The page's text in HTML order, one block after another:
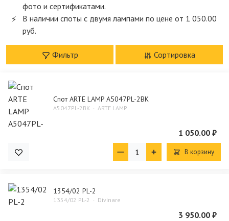
фото и сертификатами.
В наличии споты с двумя лампами по цене от 1 050.00
руб.
Фильтр Сортировка
Спот ARTE LAMP A5047PL-2BK
A5047PL-2BK ARTE LAMP
1 050.00 ₽
В корзину
1354/02 PL-2
1354/02 PL-2 Divinare
3 950.00 ₽